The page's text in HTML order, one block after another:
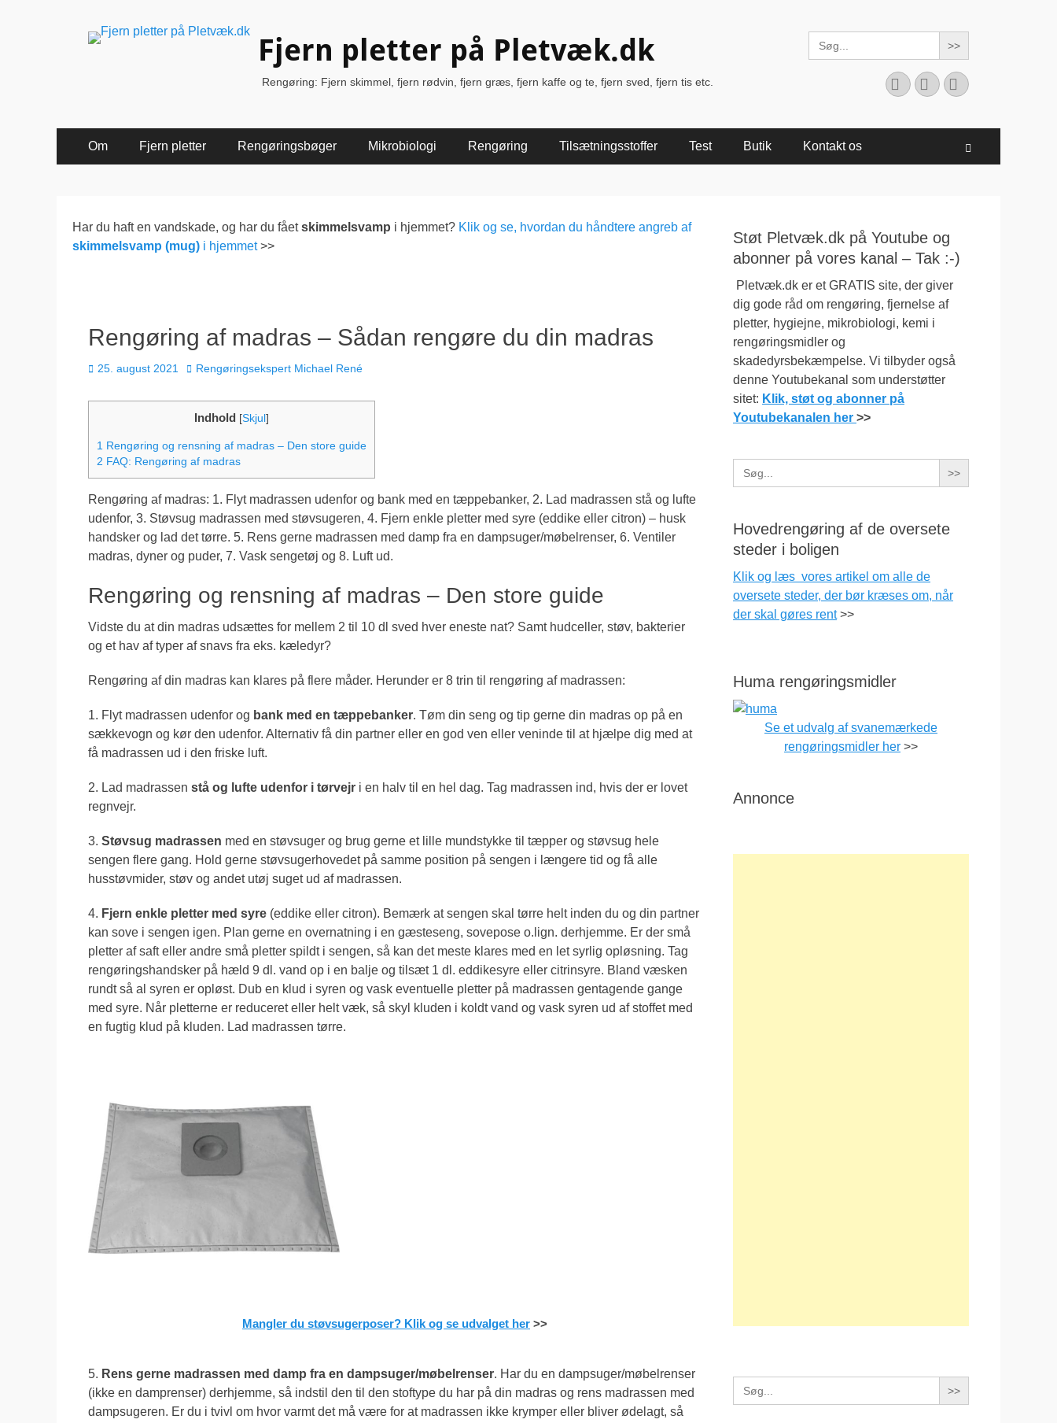
Fjern pletter på Pletvæk.dk
Rengøring: Fjern skimmel, fjern rødvin, fjern græs, fjern kaffe og te, fjern sved, fjern tis etc.
Search
for:
Facebook
YouTubeInstagram
Primær
Menu
Om Fjern pletter Rengøringsbøger Mikrobiologi Rengøring Tilsætningsstoffer Test Butik Kontakt os
Har du haft en vandskade, og har du fåetskimmelsvamp i hjemmet? Klik og se, hvordan du håndtere angreb af
skimmelsvamp (mug) i hjemmet>>
Rengøring af madras – Sådan rengøre du din madras
Udgivet
25. august 2021 Forfatter
Rengøringsekspert Michael René
Indhold [Skjul ]
1 Rengøring og rensning af madras – Den store guide
2 FAQ: Rengøring af madras
Rengøring af madras: 1. Flyt madrassen udenfor og bank med en tæppebanker, 2. Lad madrassen stå og lufte
udenfor, 3. Støvsug madrassen med støvsugeren, 4. Fjern enkle pletter med syre (eddike eller citron) – husk
handsker og lad det tørre. 5. Rens gerne madrassen med damp fra en dampsuger/møbelrenser, 6. Ventiler
madras, dyner og puder, 7. Vask sengetøj og 8. Luft ud.
Rengøring og rensning af madras – Den store guide
Vidste du at din madras udsættes for mellem 2 til 10 dl sved hver eneste nat? Samt hudceller, støv, bakterier
og et hav af typer af snavs fra eks. kæledyr?
Rengøring af din madras kan klares på flere måder. Herunder er 8 trin til rengøring af madrassen:
1. Flyt madrassen udenfor og bank med en tæppebanker. Tøm din seng og tip gerne din madras op på en
sækkevogn og kør den udenfor. Alternativ få din partner eller en god ven eller veninde til at hjælpe dig med at
få madrassen ud i den friske luft.
2. Lad madrassen stå og lufte udenfor i tørvejr i en halv til en hel dag. Tag madrassen ind, hvis der er lovet
regnvejr.
3. Støvsug madrassen med en støvsuger og brug gerne et lille mundstykke til tæpper og støvsug hele
sengen flere gang. Hold gerne støvsugerhovedet på samme position på sengen i længere tid og få alle
husstøvmider, støv og andet utøj suget ud af madrassen.
4. Fjern enkle pletter med syre (eddike eller citron). Bemærk at sengen skal tørre helt inden du og din partner
kan sove i sengen igen. Plan gerne en overnatning i en gæsteseng, sovepose o.lign. derhjemme. Er der små
pletter af saft eller andre små pletter spildt i sengen, så kan det meste klares med en let syrlig opløsning. Tag
rengøringshandsker på hæld 9 dl. vand op i en balje og tilsæt 1 dl. eddikesyre eller citrinsyre. Bland væsken
rundt så al syren er opløst. Dub en klud i syren og vask eventuelle pletter på madrassen gentagende gange
med syre. Når pletterne er reduceret eller helt væk, så skyl kluden i koldt vand og vask syren ud af stoffet med
en fugtig klud på kluden. Lad madrassen tørre.
Mangler du støvsugerposer? Klik og se udvalget her >>
5. Rens gerne madrassen med damp fra en dampsuger/møbelrenser. Har du en dampsuger/møbelrenser
(ikke en damprenser) derhjemme, så indstil den til den stoftype du har på din madras og rens madrassen med
dampsugeren. Er du i tvivl om hvor varmt det må være for at madrassen ikke krymper eller bliver ødelagt, så
Støt Pletvæk.dk på Youtube og
abonner på vores kanal – Tak :-)
Pletvæk.dk er et GRATIS site, der giver
dig gode råd om rengøring, fjernelse af
pletter, hygiejne, mikrobiologi, kemi i
rengøringsmidler og
skadedyrsbekæmpelse. Vi tilbyder også
denne Youtubekanal som understøtter
sitet: Klik, støt og abonner på
Youtubekanalen her >>
Search
for:
Hovedrengøring af de oversete
steder i boligen
Klik og læs vores artikel om alle de
oversete steder, der bør kræses om, når
der skal gøres rent>>
Huma rengøringsmidler
Se et udvalg af svanemærkede
rengøringsmidler her >>
Annonce
Search
for: